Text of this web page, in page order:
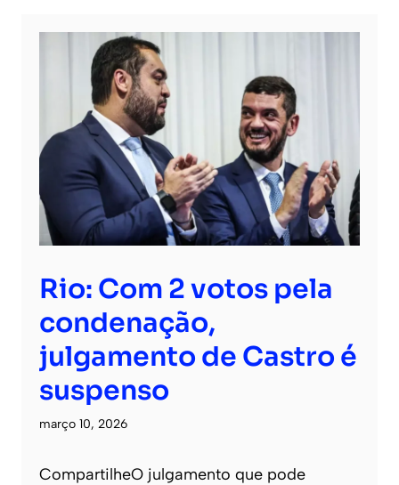
Rio: Com 2 votos pela
condenação,
julgamento de Castro é
suspenso
março 10, 2026
CompartilheO julgamento que pode